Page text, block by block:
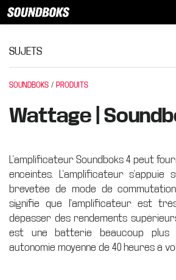
SUJETS
SOUNDBOKS PRODUITS
Wattage |
L'amplificateur Soundboks 4 peut
enceintes. L'amplificateur s'appuie
brevetée de mode de commutation
signifie que l'amplificateur est
dépasser des rendements
est une batterie beaucoup plus
autonomie moyenne de 40 heures à